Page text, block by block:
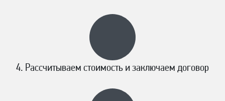
Рассчитываем стоимость и заключаем договор